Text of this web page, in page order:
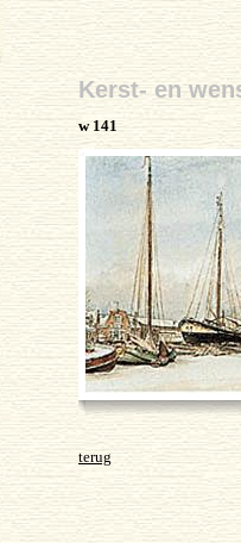
Kerst- en
w 141
terug